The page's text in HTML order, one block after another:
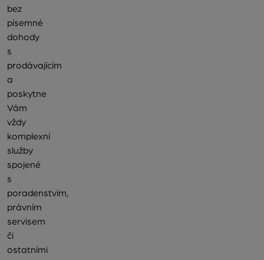
bez
písemné
dohody
s
prodávajícím
a
poskytne
Vám
vždy
komplexní
služby
spojené
s
poradenstvím,
právním
servisem
či
ostatními